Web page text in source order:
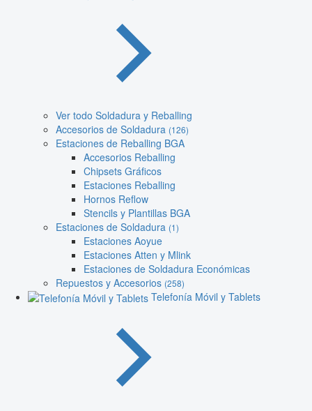
Ver todo Soldadura y Reballing
Accesorios de Soldadura (126)
Estaciones de Reballing BGA
Accesorios Reballing
Chipsets Gráficos
Estaciones Reballing
Hornos Reflow
Stencils y Plantillas BGA
Estaciones de Soldadura (1)
Estaciones Aoyue
Estaciones Atten y Mlink
Estaciones de Soldadura Económicas
Repuestos y Accesorios (258)
Telefonía Móvil y Tablets